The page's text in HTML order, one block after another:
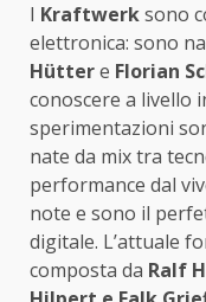
I Kraftwerksono
elettronica: sono
Hüttere Florian
conoscere a livello
sperimentazioni
nate da mix tra
performance dal
note e sono il
digitale. L’attuale
composta da Ralf